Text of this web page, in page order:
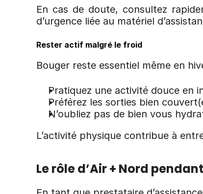
En cas de doute, consultez
d’urgence liée au matériel
Rester actif malgré le froid
Bouger reste essentiel même en
Pratiquez une activité douce en
Préférez les sorties bien
N’oubliez pas de bien vous
L’activité physique contribue à
Le rôle d’Air + Nord